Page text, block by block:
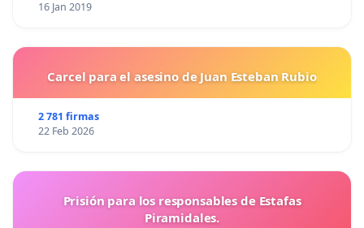
16 Jan 2019
Carcel para el asesino de Juan Esteban Rubio
2 781 firmas
22 Feb 2026
Prisión para los responsables de Estafas
Piramidales.